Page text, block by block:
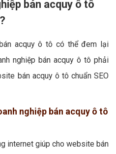
bán acquy ô tô
acquy ô tô có thể đem lại
nghiệp bán acquy ô tô phải
bán acquy ô tô chuẩn SEO
nghiệp bán acquy ô tô
internet giúp cho website bán